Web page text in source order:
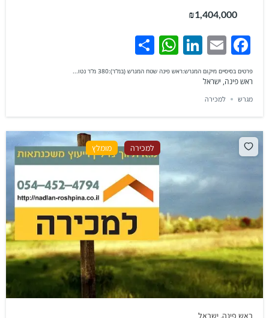
₪1,404,000
Facebook
Email
LinkedIn
WhatsApp
Share
פרטים בסיסיים מיקום המגרש:ראש פינה שטח המגרש (במ”ר):380 מ”ר נטו...
ראש פינה, ישראל
מגרש למכירה
למכירה מומלץ
ראש פינה, ישראל